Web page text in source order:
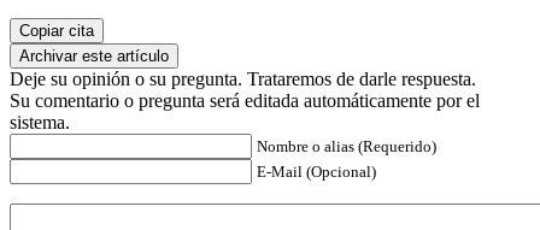
Copiar cita
Archivar este artículo
Deje su opinión o su pregunta. Trataremos de darle respuesta.
Su comentario o pregunta será editada automáticamente por el
sistema.
Nombre o alias (Requerido)
E-Mail (Opcional)